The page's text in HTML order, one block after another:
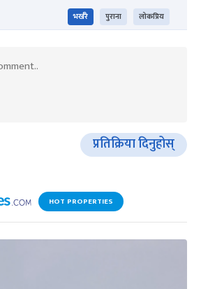
भर्खरै पुराना लोकप्रिय
प्रतिक्रिया दिनुहोस्
HOT PROPERTIES